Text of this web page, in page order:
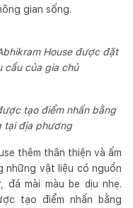
gian sống.
House được đặt
cầu của gia chủ
tạo điểm nhấn bằng
tại địa phương
thêm thân thiện và ấm
những vật liệu có nguồn
mài màu be dịu nhẹ.
tạo điểm nhấn bằng